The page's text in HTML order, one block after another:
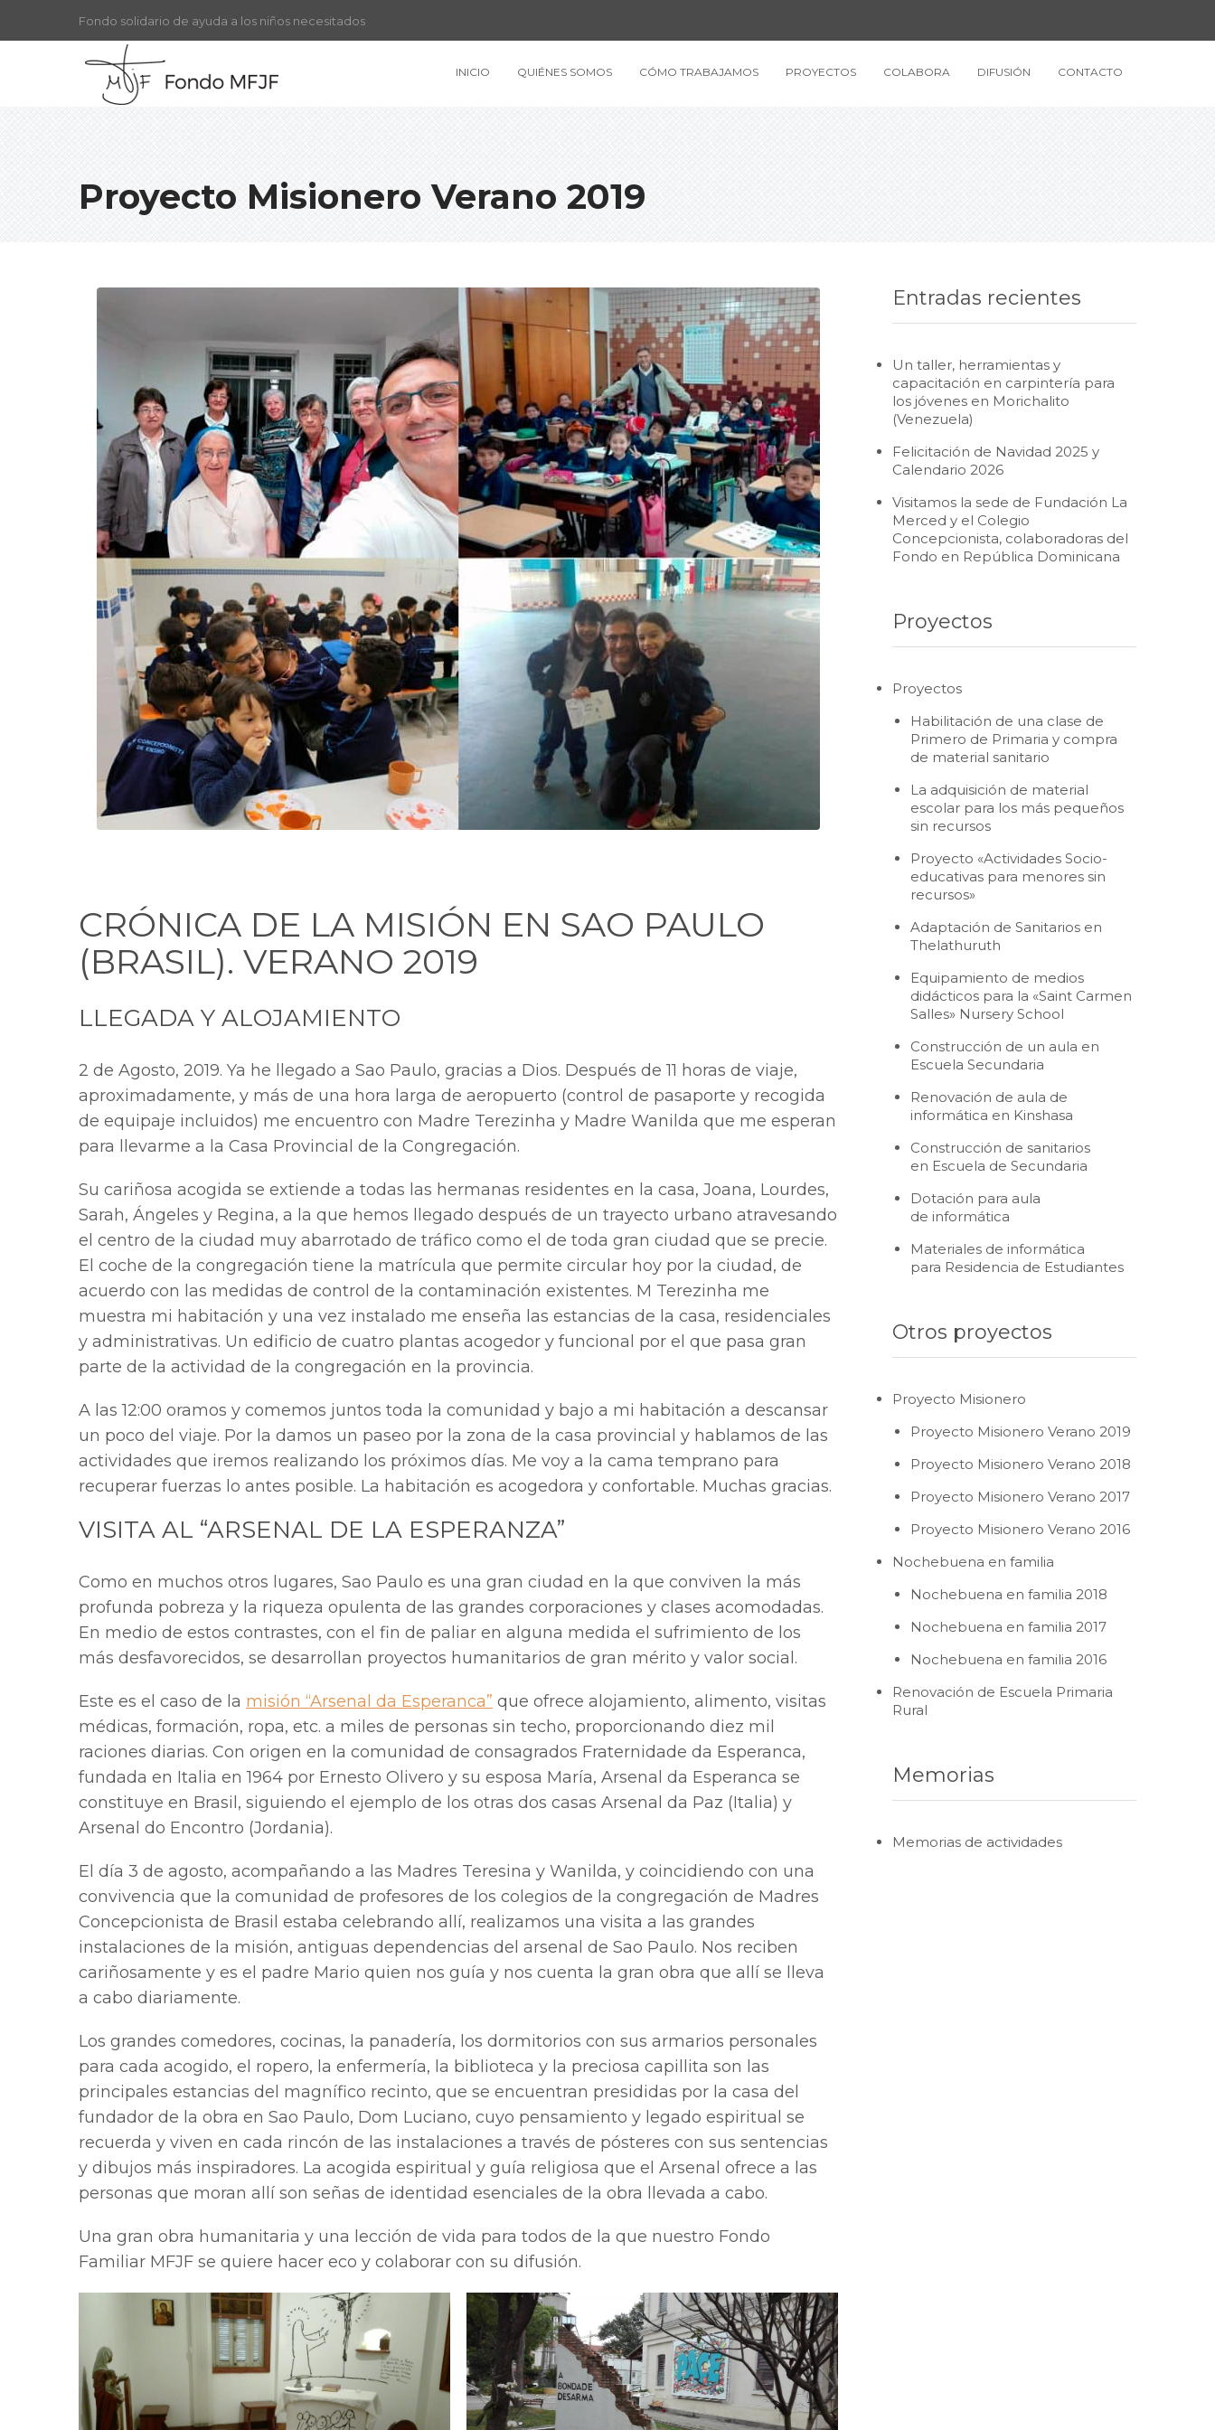
Fondo solidario de ayuda a los niños necesitados
INICIO QUIÉNES SOMOS CÓMO TRABAJAMOS PROYECTOS COLABORA DIFUSIÓN CONTACTO
Proyecto Misionero Verano 2019
CRÓNICA DE LA MISIÓN EN SAO PAULO
(BRASIL). VERANO 2019
LLEGADA Y ALOJAMIENTO
2 de Agosto, 2019. Ya he llegado a Sao Paulo, gracias a Dios. Después de 11 horas de viaje,
aproximadamente, y más de una hora larga de aeropuerto (control de pasaporte y recogida
de equipaje incluidos) me encuentro con Madre Terezinha y Madre Wanilda que me esperan
para llevarme a la Casa Provincial de la Congregación.
Su cariñosa acogida se extiende a todas las hermanas residentes en la casa, Joana, Lourdes,
Sarah, Ángeles y Regina, a la que hemos llegado después de un trayecto urbano atravesando
el centro de la ciudad muy abarrotado de tráfico como el de toda gran ciudad que se precie.
El coche de la congregación tiene la matrícula que permite circular hoy por la ciudad, de
acuerdo con las medidas de control de la contaminación existentes. M Terezinha me
muestra mi habitación y una vez instalado me enseña las estancias de la casa, residenciales
y administrativas. Un edificio de cuatro plantas acogedor y funcional por el que pasa gran
parte de la actividad de la congregación en la provincia.
A las 12:00 oramos y comemos juntos toda la comunidad y bajo a mi habitación a descansar
un poco del viaje. Por la damos un paseo por la zona de la casa provincial y hablamos de las
actividades que iremos realizando los próximos días. Me voy a la cama temprano para
recuperar fuerzas lo antes posible. La habitación es acogedora y confortable. Muchas gracias.
VISITA AL “ARSENAL DE LA ESPERANZA”
Como en muchos otros lugares, Sao Paulo es una gran ciudad en la que conviven la más
profunda pobreza y la riqueza opulenta de las grandes corporaciones y clases acomodadas.
En medio de estos contrastes, con el fin de paliar en alguna medida el sufrimiento de los
más desfavorecidos, se desarrollan proyectos humanitarios de gran mérito y valor social.
Este es el caso de la misión “Arsenal da Esperanca” que ofrece alojamiento, alimento, visitas
médicas, formación, ropa, etc. a miles de personas sin techo, proporcionando diez mil
raciones diarias. Con origen en la comunidad de consagrados Fraternidade da Esperanca,
fundada en Italia en 1964 por Ernesto Olivero y su esposa María, Arsenal da Esperanca se
constituye en Brasil, siguiendo el ejemplo de los otras dos casas Arsenal da Paz (Italia) y
Arsenal do Encontro (Jordania).
El día 3 de agosto, acompañando a las Madres Teresina y Wanilda, y coincidiendo con una
convivencia que la comunidad de profesores de los colegios de la congregación de Madres
Concepcionista de Brasil estaba celebrando allí, realizamos una visita a las grandes
instalaciones de la misión, antiguas dependencias del arsenal de Sao Paulo. Nos reciben
cariñosamente y es el padre Mario quien nos guía y nos cuenta la gran obra que allí se lleva
a cabo diariamente.
Los grandes comedores, cocinas, la panadería, los dormitorios con sus armarios personales
para cada acogido, el ropero, la enfermería, la biblioteca y la preciosa capillita son las
principales estancias del magnífico recinto, que se encuentran presididas por la casa del
fundador de la obra en Sao Paulo, Dom Luciano, cuyo pensamiento y legado espiritual se
recuerda y viven en cada rincón de las instalaciones a través de pósteres con sus sentencias
y dibujos más inspiradores. La acogida espiritual y guía religiosa que el Arsenal ofrece a las
personas que moran allí son señas de identidad esenciales de la obra llevada a cabo.
Una gran obra humanitaria y una lección de vida para todos de la que nuestro Fondo
Familiar MFJF se quiere hacer eco y colaborar con su difusión.
Entradas recientes
Un taller, herramientas y
capacitación en carpintería para
los jóvenes en Morichalito
(Venezuela)
Felicitación de Navidad 2025 y
Calendario 2026
Visitamos la sede de Fundación La
Merced y el Colegio
Concepcionista, colaboradoras del
Fondo en República Dominicana
Proyectos
Proyectos
Habilitación de una clase de
Primero de Primaria y compra
de material sanitario
La adquisición de material
escolar para los más pequeños
sin recursos
Proyecto «Actividades Socio-
educativas para menores sin
recursos»
Adaptación de Sanitarios en
Thelathuruth
Equipamiento de medios
didácticos para la «Saint Carmen
Salles» Nursery School
Construcción de un aula en
Escuela Secundaria
Renovación de aula de
informática en Kinshasa
Construcción de sanitarios
en Escuela de Secundaria
Dotación para aula
de informática
Materiales de informática
para Residencia de Estudiantes
Otros proyectos
Proyecto Misionero
Proyecto Misionero Verano 2019
Proyecto Misionero Verano 2018
Proyecto Misionero Verano 2017
Proyecto Misionero Verano 2016
Nochebuena en familia
Nochebuena en familia 2018
Nochebuena en familia 2017
Nochebuena en familia 2016
Renovación de Escuela Primaria
Rural
Memorias
Memorias de actividades